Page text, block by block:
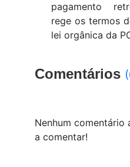
pagamento
rege os termos
lei orgânica da
Comentários
Nenhum comentário
a comentar!